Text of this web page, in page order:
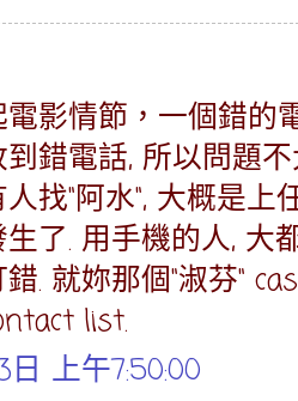
影情節，一個錯的
錯電話, 所以問題
找"阿水", 大概是上
了. 用手機的人, 大
. 就妳那個"淑芬"
list.
日 上午7:50:00